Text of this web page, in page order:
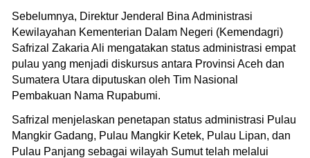
Sebelumnya, Direktur Jenderal Bina Administrasi
Kewilayahan Kementerian Dalam Negeri (Kemendagri)
Safrizal Zakaria Ali mengatakan status administrasi empat
pulau yang menjadi diskursus antara Provinsi Aceh dan
Sumatera Utara diputuskan oleh Tim Nasional
Pembakuan Nama Rupabumi.
Safrizal menjelaskan penetapan status administrasi Pulau
Mangkir Gadang, Pulau Mangkir Ketek, Pulau Lipan, dan
Pulau Panjang sebagai wilayah Sumut telah melalui